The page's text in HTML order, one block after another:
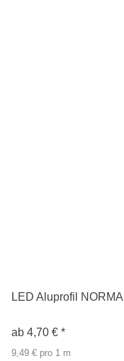
LED Aluprofil NORMA
ab 4,70 € *
9,49 € pro 1 m